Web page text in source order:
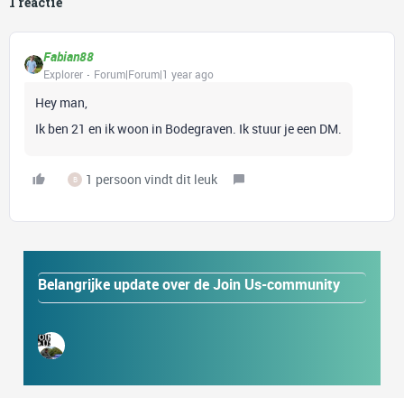
Fabian88
Explorer Forum|Forum|1 year ago
Hey man,
Ik ben 21 en ik woon in Bodegraven. Ik stuur je een DM.
B 1 persoon vindt dit leuk
Belangrijke update over de Join Us-community